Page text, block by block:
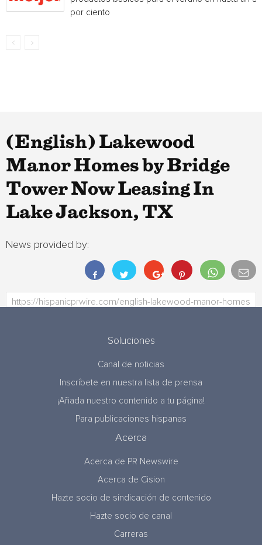
por ciento
(English) Lakewood
Manor Homes by Bridge
Tower Now Leasing In
Lake Jackson, TX
News provided by:
Soluciones
Canal de noticias
Inscríbete en nuestra lista de prensa
¡Añada nuestro contenido a tu página!
Para publicaciones hispanas
Acerca
Acerca de PR Newswire
Acerca de Cision
Hazte socio de sindicación de contenido
Hazte socio de canal
Carreras